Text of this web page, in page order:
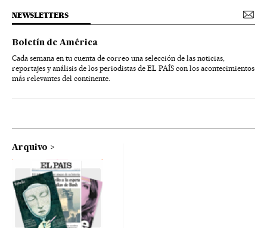
NEWSLETTERS
Boletín de América
Cada semana en tu cuenta de correo una selección de las noticias,
reportajes y análisis de los periodistas de EL PAÍS con los acontecimientos
más relevantes del continente.
Arquivo